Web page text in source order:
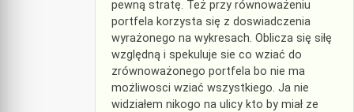
pewną stratę. Też przy równoważeniu
portfela korzysta się z doswiadczenia
wyrażonego na wykresach. Oblicza się siłę
względną i spekuluje sie co wziać do
zrównoważonego portfela bo nie ma
możliwosci wziać wszystkiego. Ja nie
widziałem nikogo na ulicy kto by miał ze